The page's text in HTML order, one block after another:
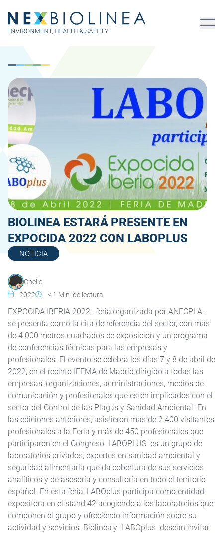
BIOLINEA ESTARÁ PRESENTE EN
EXPOCIDA 2022 CON LABOPLUS
NOTICIA
Chelle
2022
< 1 Min. de lectura
EXPOCIDA IBERIA 2022 , feria organizada por ANECPLA ,
se presenta como la cita de referencia del sector, con más
de 4.000 metros cuadrados de exposición y un programa
de conferencias técnicas para las empresas y
profesionales. El evento se celebra los días 7 y 8 de abril de
2022, en el recinto IFEMA de Madrid dirigido a todas las
empresas, organizaciones, administraciones, medios de
comunicación y profesionales que estén implicados con el
sector del Control de las Plagas y Sanidad Ambiental. En
las ediciones anteriores, asistieron más de 2.400 visitantes
profesionales a la Feria y más de 450 profesionales que
participaron en el Congreso. LABOPLUS es un grupo de
laboratorios privados, expertos en sanidad ambiental y
seguridad alimentaria que da cobertura de sus servicios
analíticos y de asesoría y consultoría en todo el territorio
español. En esta feria, LABOplus participa como entidad
expositora en el stand 42 acogiendo a los laboratorios que
componen el grupo y ofreciendo información sobre su
actividad y servicios. Biolinea y LABOplus desean invitar